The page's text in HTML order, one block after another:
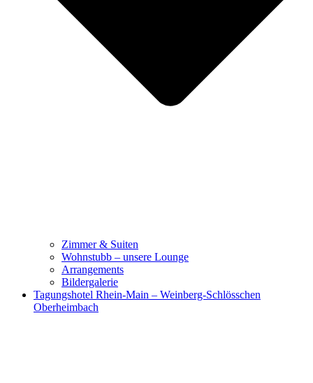
Zimmer & Suiten
Wohnstubb – unsere Lounge
Arrangements
Bildergalerie
Tagungshotel Rhein-Main – Weinberg-Schlösschen
Oberheimbach